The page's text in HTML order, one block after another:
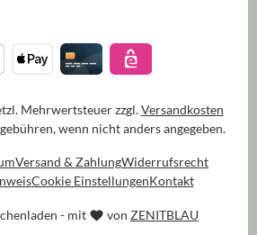
Mehrwertsteuer zzgl.Versandkosten
wenn nicht anders angegeben.
- mit von ZENITBLAU
Versand & ZahlungWiderrufsrecht
Cookie EinstellungenKontakt